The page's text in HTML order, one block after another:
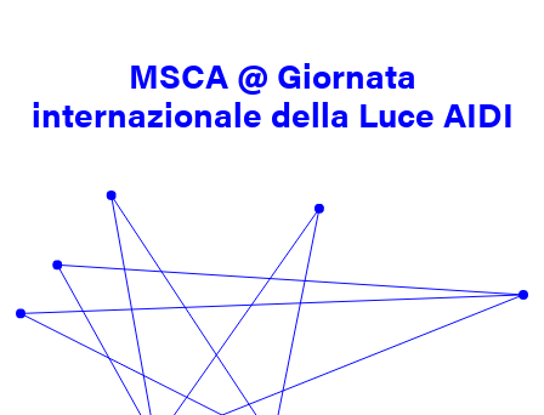
MSCA @ Giornata
internazionale della Luce AIDI